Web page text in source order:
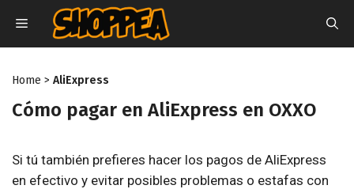
contenido
MENU
Home > AliExpress
Cómo pagar en AliExpress en OXXO
Si tú también prefieres hacer los pagos de AliExpress
en efectivo y evitar posibles problemas o estafas con